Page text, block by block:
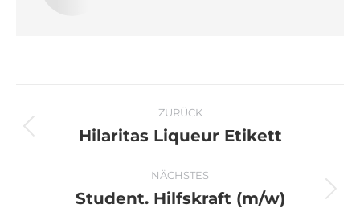
ZURÜCK
Vorheriger
Beitrag:
Hilaritas Liqueur Etikett
NÄCHSTES
Nächster
Student. Hilfskraft (m/w)